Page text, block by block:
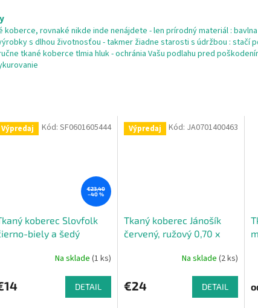
koberce, rovnaké nikde inde nenájdete - len prírodný materiál :
s dlhou životnosťou - takmer žiadne starosti s údržbou : stačí
tkané koberce tlmia hluk - ochránia Vašu podlahu pred
Výpredaj
€23,40
–40 %
koberec Slovfolk
biely a šedý
Na sklade (1 ks)
DETAIL
Kód: SF0601605444 Výpredaj
Tkaný koberec Jánošík
červený, ružový 0,70 x
Na sklade(2 ks)
€24 DETAIL
Kód: JA0701400463